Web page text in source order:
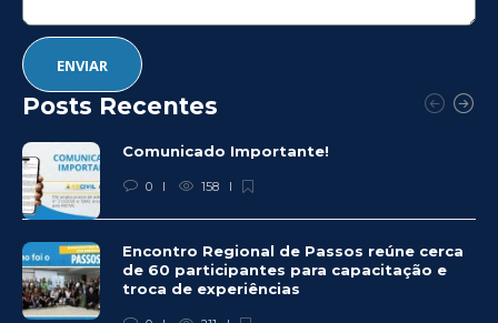
Posts Recentes
Comunicado Importante!
0 158
Encontro Regional de Passos reúne cerca
de 60 participantes para capacitação e
troca de experiências